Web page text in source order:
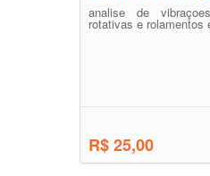
analise de
rotativas e rolamentos
R$ 25,00